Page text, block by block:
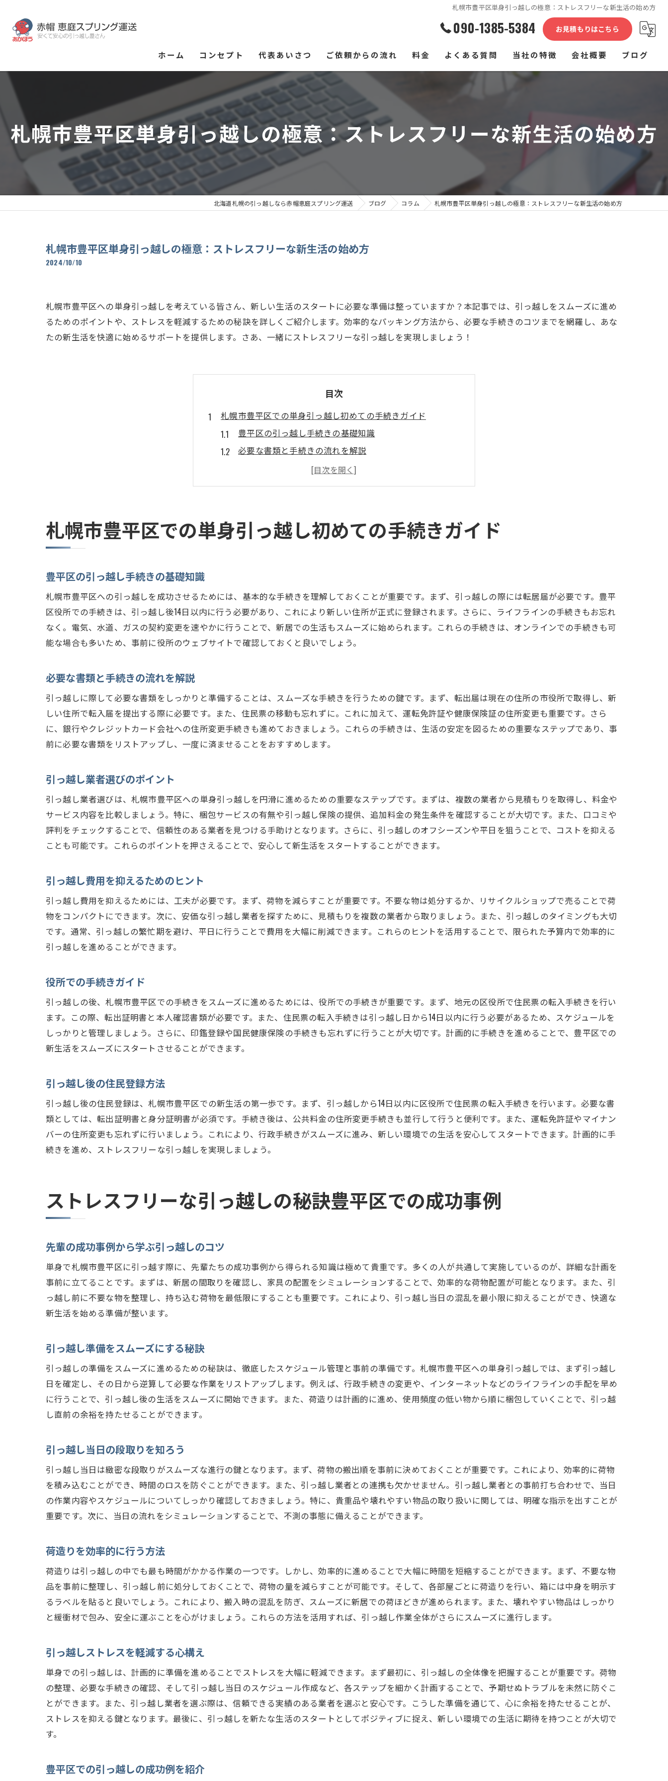
札幌市豊平区単身引っ越しの極意：ストレスフリーな新生活の始め方
090-1385-5384 お見積もりはこちら
ホーム コンセプト 代表あいさつ ご依頼からの流れ 料金 よくある質問 当社の特徴
介護施設
会社概要 ブログ
札幌市豊平区単身引っ越しの極意：ストレスフリーな新生活の始め方
北海道札幌の引っ越しなら赤帽恵庭スプリング運送 ブログ コラム 札幌市豊平区単身引っ越しの極意：ストレスフリーな新生活の始め方
札幌市豊平区単身引っ越しの極意：ストレスフリーな新生活の始め方
2024/10/10
札幌市豊平区への単身引っ越しを考えている皆さん、新しい生活のスタートに必要な準備は整っていますか？本記事では、引っ越しをスムーズに進め
るためのポイントや、ストレスを軽減するための秘訣を詳しくご紹介します。効率的なパッキング方法から、必要な手続きのコツまでを網羅し、あな
たの新生活を快適に始めるサポートを提供します。さあ、一緒にストレスフリーな引っ越しを実現しましょう！
目次
札幌市豊平区での単身引っ越し初めての手続きガイド
豊平区の引っ越し手続きの基礎知識
必要な書類と手続きの流れを解説
引っ越し業者選びのポイント
引っ越し費用を抑えるためのヒント
引っ越し後の住民登録方法
ストレスフリーな引っ越しの秘訣豊平区での成功事例
荷造りを効率的に行う方法
引っ越しストレスを軽減する心構え
豊平区での引っ越しの成功例を紹介
カテゴリー別のパッキング方法
効率的に荷物をまとめるコツ
引っ越し日に向けた準備スケジュール
パッキングの失敗を避けるために
新居で必要なアイテムリスト
引っ越し前に確認すべきこと
引っ越し後の生活準備ポイント
新生活を快適にする便利グッズ
引っ越しのトラブル回避術豊平区での賢い選択
引っ越しトラブルを未然に防ぐ方法
よくある引っ越しトラブルと対策
安心して引っ越しを進めるための知識
豊平区での引っ越し時に知っておくべき地域情報
豊平区の生活環境と特徴
交通アクセスと通勤の便利さ
地域のコミュニティ活動を知る
心機一転！豊平区での引っ越しを楽しむ方法
趣味を通じて新しい友達を作る
引っ越し後の生活を快適にするための新居の整え方
新居を快適にするインテリアの選び方
収納スペースを有効活用するテクニック
リラックスできる空間を作るために
札幌市豊平区での単身引っ越し初めての手続きガイド
豊平区の引っ越し手続きの基礎知識
札幌市豊平区への引っ越しを成功させるためには、基本的な手続きを理解しておくことが重要です。まず、引っ越しの際には転居届が必要です。豊平
区役所での手続きは、引っ越し後14日以内に行う必要があり、これにより新しい住所が正式に登録されます。さらに、ライフラインの手続きもお忘れ
なく。電気、水道、ガスの契約変更を速やかに行うことで、新居での生活もスムーズに始められます。これらの手続きは、オンラインでの手続きも可
能な場合も多いため、事前に役所のウェブサイトで確認しておくと良いでしょう。
必要な書類と手続きの流れを解説
引っ越しに際して必要な書類をしっかりと準備することは、スムーズな手続きを行うための鍵です。まず、転出届は現在の住所の市役所で取得し、新
しい住所で転入届を提出する際に必要です。また、住民票の移動も忘れずに。これに加えて、運転免許証や健康保険証の住所変更も重要です。さら
に、銀行やクレジットカード会社への住所変更手続きも進めておきましょう。これらの手続きは、生活の安定を図るための重要なステップであり、事
前に必要な書類をリストアップし、一度に済ませることをおすすめします。
引っ越し業者選びのポイント
引っ越し業者選びは、札幌市豊平区への単身引っ越しを円滑に進めるための重要なステップです。まずは、複数の業者から見積もりを取得し、料金や
サービス内容を比較しましょう。特に、梱包サービスの有無や引っ越し保険の提供、追加料金の発生条件を確認することが大切です。また、口コミや
評判をチェックすることで、信頼性のある業者を見つける手助けとなります。さらに、引っ越しのオフシーズンや平日を狙うことで、コストを抑える
ことも可能です。これらのポイントを押さえることで、安心して新生活をスタートすることができます。
引っ越し費用を抑えるためのヒント
引っ越し費用を抑えるためには、工夫が必要です。まず、荷物を減らすことが重要です。不要な物は処分するか、リサイクルショップで売ることで荷
物をコンパクトにできます。次に、安価な引っ越し業者を探すために、見積もりを複数の業者から取りましょう。また、引っ越しのタイミングも大切
です。通常、引っ越しの繁忙期を避け、平日に行うことで費用を大幅に削減できます。これらのヒントを活用することで、限られた予算内で効率的に
引っ越しを進めることができます。
役所での手続きガイド
引っ越しの後、札幌市豊平区での手続きをスムーズに進めるためには、役所での手続きが重要です。まず、地元の区役所で住民票の転入手続きを行い
ます。この際、転出証明書と本人確認書類が必要です。また、住民票の転入手続きは引っ越し日から14日以内に行う必要があるため、スケジュールを
しっかりと管理しましょう。さらに、印鑑登録や国民健康保険の手続きも忘れずに行うことが大切です。計画的に手続きを進めることで、豊平区での
新生活をスムーズにスタートさせることができます。
引っ越し後の住民登録方法
引っ越し後の住民登録は、札幌市豊平区での新生活の第一歩です。まず、引っ越しから14日以内に区役所で住民票の転入手続きを行います。必要な書
類としては、転出証明書と身分証明書が必須です。手続き後は、公共料金の住所変更手続きも並行して行うと便利です。また、運転免許証やマイナン
バーの住所変更も忘れずに行いましょう。これにより、行政手続きがスムーズに進み、新しい環境での生活を安心してスタートできます。計画的に手
続きを進め、ストレスフリーな引っ越しを実現しましょう。
ストレスフリーな引っ越しの秘訣豊平区での成功事例
先輩の成功事例から学ぶ引っ越しのコツ
単身で札幌市豊平区に引っ越す際に、先輩たちの成功事例から得られる知識は極めて貴重です。多くの人が共通して実施しているのが、詳細な計画を
事前に立てることです。まずは、新居の間取りを確認し、家具の配置をシミュレーションすることで、効率的な荷物配置が可能となります。また、引
っ越し前に不要な物を整理し、持ち込む荷物を最低限にすることも重要です。これにより、引っ越し当日の混乱を最小限に抑えることができ、快適な
新生活を始める準備が整います。
引っ越し準備をスムーズにする秘訣
引っ越しの準備をスムーズに進めるための秘訣は、徹底したスケジュール管理と事前の準備です。札幌市豊平区への単身引っ越しでは、まず引っ越し
日を確定し、その日から逆算して必要な作業をリストアップします。例えば、行政手続きの変更や、インターネットなどのライフラインの手配を早め
に行うことで、引っ越し後の生活をスムーズに開始できます。また、荷造りは計画的に進め、使用頻度の低い物から順に梱包していくことで、引っ越
し直前の余裕を持たせることができます。
引っ越し当日の段取りを知ろう
引っ越し当日は緻密な段取りがスムーズな進行の鍵となります。まず、荷物の搬出順を事前に決めておくことが重要です。これにより、効率的に荷物
を積み込むことができ、時間のロスを防ぐことができます。また、引っ越し業者との連携も欠かせません。引っ越し業者との事前打ち合わせで、当日
の作業内容やスケジュールについてしっかり確認しておきましょう。特に、貴重品や壊れやすい物品の取り扱いに関しては、明確な指示を出すことが
重要です。次に、当日の流れをシミュレーションすることで、不測の事態に備えることができます。
荷造りを効率的に行う方法
荷造りは引っ越しの中でも最も時間がかかる作業の一つです。しかし、効率的に進めることで大幅に時間を短縮することができます。まず、不要な物
品を事前に整理し、引っ越し前に処分しておくことで、荷物の量を減らすことが可能です。そして、各部屋ごとに荷造りを行い、箱には中身を明示す
るラベルを貼ると良いでしょう。これにより、搬入時の混乱を防ぎ、スムーズに新居での荷ほどきが進められます。また、壊れやすい物品はしっかり
と緩衝材で包み、安全に運ぶことを心がけましょう。これらの方法を活用すれば、引っ越し作業全体がさらにスムーズに進行します。
引っ越しストレスを軽減する心構え
単身での引っ越しは、計画的に準備を進めることでストレスを大幅に軽減できます。まず最初に、引っ越しの全体像を把握することが重要です。荷物
の整理、必要な手続きの確認、そして引っ越し当日のスケジュール作成など、各ステップを細かく計画することで、予期せぬトラブルを未然に防ぐこ
とができます。また、引っ越し業者を選ぶ際は、信頼できる実績のある業者を選ぶと安心です。こうした準備を通じて、心に余裕を持たせることが、
ストレスを抑える鍵となります。最後に、引っ越しを新たな生活のスタートとしてポジティブに捉え、新しい環境での生活に期待を持つことが大切で
す。
豊平区での引っ越しの成功例を紹介